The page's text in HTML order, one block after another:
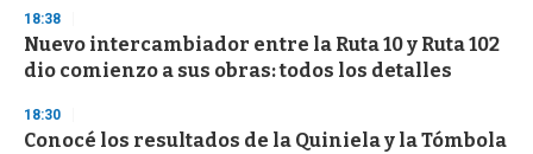
18:38
Nuevo intercambiador entre la Ruta 10 y Ruta 102
dio comienzo a sus obras: todos los detalles
18:30
Conocé los resultados de la Quiniela y la Tómbola